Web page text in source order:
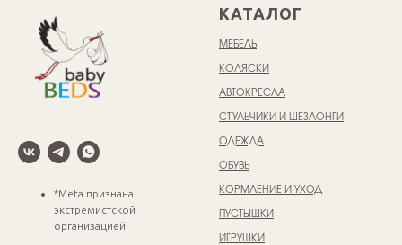
*Meta признана
экстремистской
организацией
КАТАЛОГ
МЕБЕЛЬ
КОЛЯСКИ
АВТОКРЕСЛА
СТУЛЬЧИКИ И ШЕЗЛОНГИ
ОДЕЖДА
ОБУВЬ
КОРМЛЕНИЕ И УХОД
ПУСТЫШКИ
ИГРУШКИ